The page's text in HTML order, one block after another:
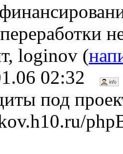
loginov (
02:32
под